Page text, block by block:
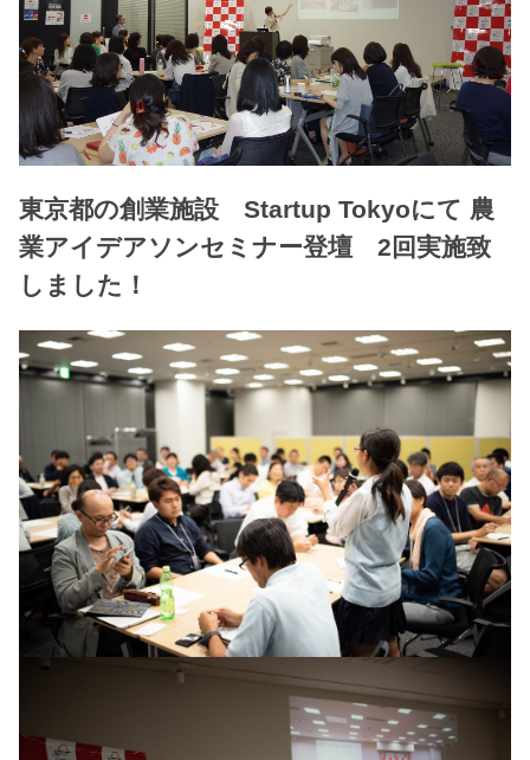
東京都の創業施設 Startup Tokyoにて 農
業アイデアソンセミナー登壇 2回実施致
しました！